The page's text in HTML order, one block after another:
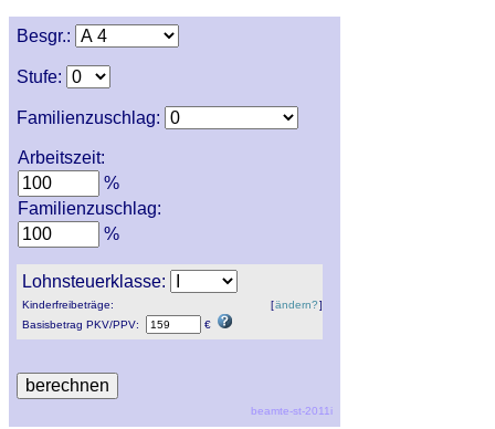
Besgr.:
Stufe:
Familienzuschlag:
Arbeitszeit:
%
Familienzuschlag:
%
Lohnsteuerklasse:
Kinderfreibeträge:
Basisbetrag PKV/PPV: €
[ändern?]
beamte-st-2011i